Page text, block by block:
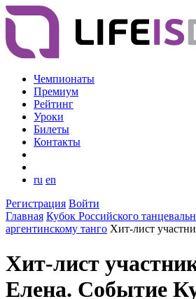
Чемпионаты
Премиум
Рейтинг
Уроки
Билеты
Контакты
ru en
Регистрация Войти
Главная Кубок Российского
аргентинскому танго Хит-лист
Хит-лист
Елена. Событие